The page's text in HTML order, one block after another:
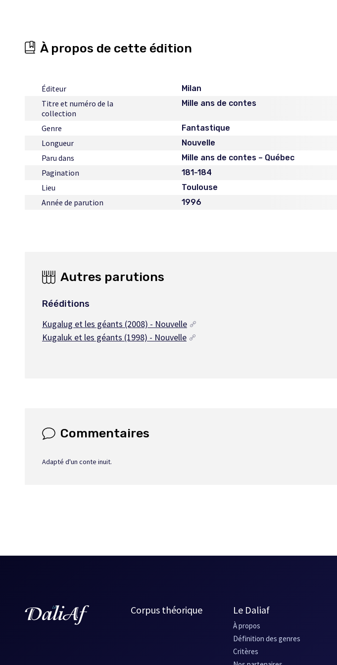
À propos de cette édition
Éditeur Milan
Titre et numéro de la
collection
Mille ans de contes
Genre Fantastique
Longueur Nouvelle
Paru dans Mille ans de contes – Québec
Pagination 181-184
Lieu Toulouse
Année de parution 1996
Autres parutions
Rééditions
Kugalug et les géants (2008) - Nouvelle
Kugaluk et les géants (1998) - Nouvelle
Commentaires
Adapté d'un conte inuit.
Corpus théorique Le Daliaf
À propos
Définition des genres
Critères